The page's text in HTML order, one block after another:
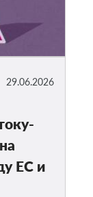
29.06.2026
ЕС и